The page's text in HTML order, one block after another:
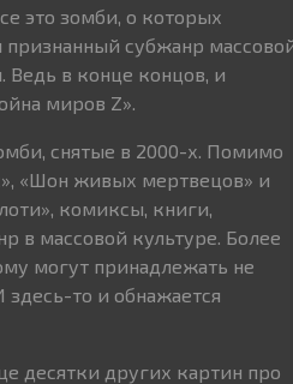
это зомби, о которых
субжанр
Ведь в конце концов, и
миров Z».
снятые в 2000-х. Помимо
«Шон живых мертвецов» и
комиксы, книги,
в массовой культуре. Более
могут принадлежать не
здесь-то и обнажается
десятки других картин про